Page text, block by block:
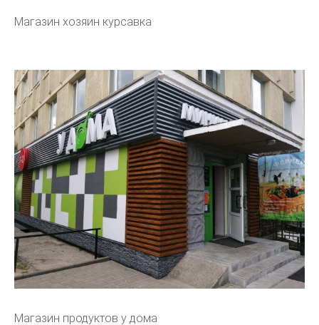
Магазин хозяин курсавка
Магазин продуктов у дома